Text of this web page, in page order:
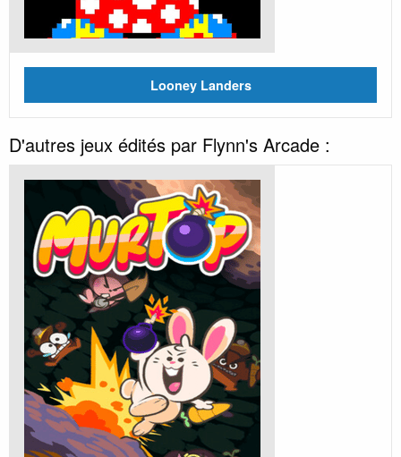
Looney Landers
D'autres jeux édités par Flynn's Arcade :